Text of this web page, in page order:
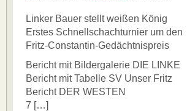
Linker Bauer stellt weißen König
Erstes Schnellschachturnier um den
Fritz-Constantin-Gedächtnispreis
Bericht mit Bildergalerie DIE LINKE
Bericht mit Tabelle SV Unser Fritz
Bericht DER WESTEN
7 […]